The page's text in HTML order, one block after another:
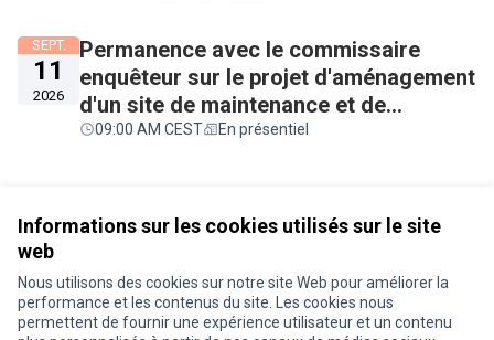
Informations sur les cookies utilisés sur le site
web
Nous utilisons des cookies sur notre site Web pour améliorer la
performance et les contenus du site. Les cookies nous
permettent de fournir une expérience utilisateur et un contenu
SEPT.
11
2026
Permanence avec le commissaire
enquêteur sur le projet d'aménagement
d'un site de maintenance et de
démantèlement aéronautique sur
09:00 AM CEST En présentiel